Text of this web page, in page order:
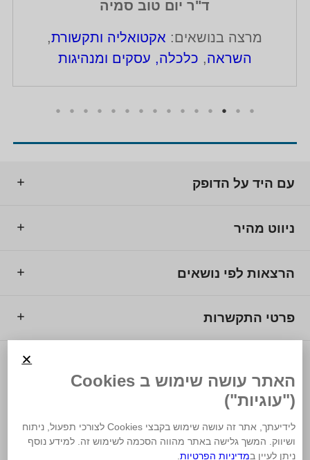
ד"ר יום טוב סמיה
מרצה בנושאים: אקטואליה ותקשורת,
השראה, כלכלה, עסקים ומנהיגות
עם היד על הדופק
ניווט מהיר
הרצאות לפי נושאים
פרטי התקשרות
משרד פרסום
האתר עושה שימוש ב Cookies
("עוגיות")
לידיעתך, אתר זה עושה שימוש בקבצי Cookies לצורכי תפעול, ניתוח
ושיווק. המשך גלישה באתר מהווה הסכמה לשימוש זה. למידע נוסף
ניתן לעיין במדיניות הפרטיות